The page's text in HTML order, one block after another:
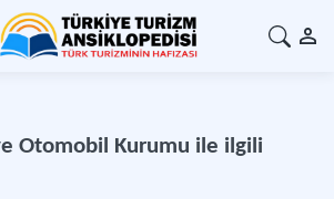
Otomobil Kurumu ile ilgili